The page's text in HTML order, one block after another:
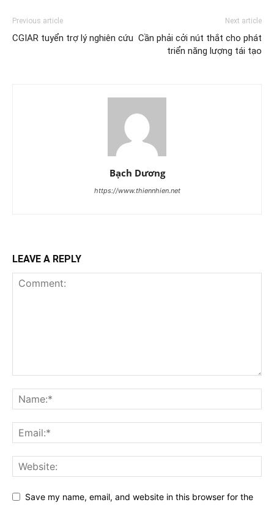
Previous article
CGIAR tuyển trợ lý nghiên cứu
Next article
Cần phải cởi nút thắt cho phát
triển năng lượng tái tạo
Bạch Dương
https://www.thiennhien.net
LEAVE A REPLY
Save my name, email, and website in this browser for the